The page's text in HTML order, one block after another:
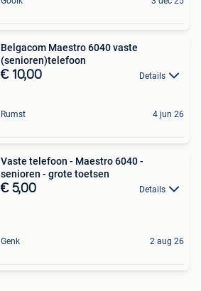
Belgacom Maestro 6040 vaste
(senioren)telefoon
€ 10,00 Details
Rumst 4 jun 26
Vaste telefoon - Maestro 6040 -
senioren - grote toetsen
€ 5,00 Details
Genk 2 aug 26